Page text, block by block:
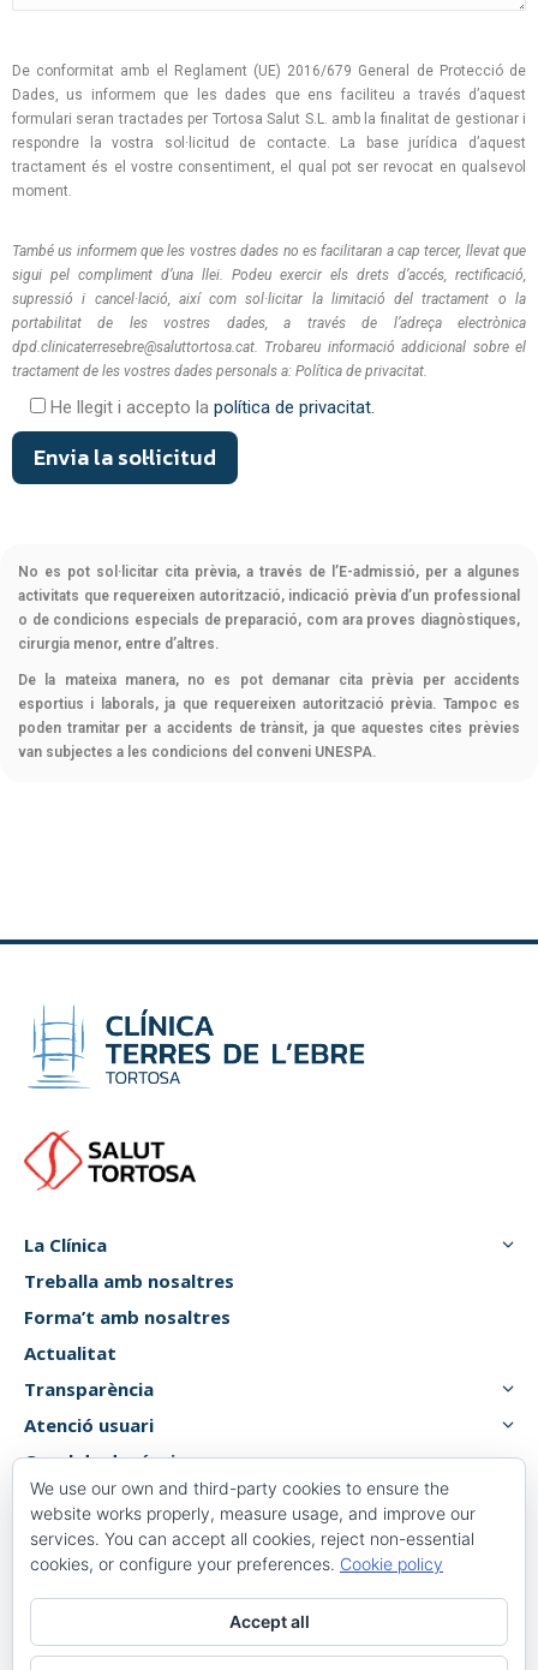
De conformitat amb el Reglament (UE) 2016/679 General de Protecció de
Dades, us informem que les dades que ens faciliteu a través d’aquest
formulari seran tractades per Tortosa Salut S.L. amb la finalitat de gestionar i
respondre la vostra sol·licitud de contacte. La base jurídica d’aquest
tractament és el vostre consentiment, el qual pot ser revocat en qualsevol
moment.
També us informem que les vostres dades no es facilitaran a cap tercer, llevat que
sigui pel compliment d’una llei. Podeu exercir els drets d’accés, rectificació,
supressió i cancel·lació, així com sol·licitar la limitació del tractament o la
portabilitat de les vostres dades, a través de l’adreça electrònica
dpd.clinicaterresebre@saluttortosa.cat. Trobareu informació addicional sobre el
tractament de les vostres dades personals a: Política de privacitat.
He llegit i accepto la política de privacitat.
No es pot sol·licitar cita prèvia, a través de l’E-admissió, per a algunes
activitats que requereixen autorització, indicació prèvia d’un professional
o de condicions especials de preparació, com ara proves diagnòstiques,
cirurgia menor, entre d’altres.
De la mateixa manera, no es pot demanar cita prèvia per accidents
esportius i laborals, ja que requereixen autorització prèvia. Tampoc es
poden tramitar per a accidents de trànsit, ja que aquestes cites prèvies
van subjectes a les condicions del conveni UNESPA.
La Clínica
Treballa amb nosaltres
Forma’t amb nosaltres
Actualitat
Transparència
Atenció usuari
Canal de denúncies
Plaça 1 d’octubre, 6, 8,
43500 Tortosa, Tarragona
We use our own and third-party cookies to ensure the
website works properly, measure usage, and improve our
services. You can accept all cookies, reject non-essential
cookies, or configure your preferences. Cookie policy
Accept all